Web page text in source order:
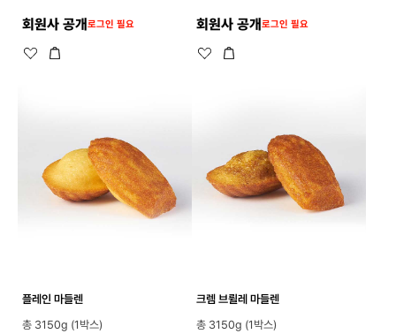
회원사 공개 로그인 필요 회원사 공개 로그인 필요
플레인 마들렌
총 3150g (1박스)
크렘 브륄레 마들렌
총 3150g (1박스)